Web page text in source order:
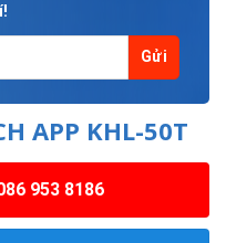
APP KHL-50T
953 8186